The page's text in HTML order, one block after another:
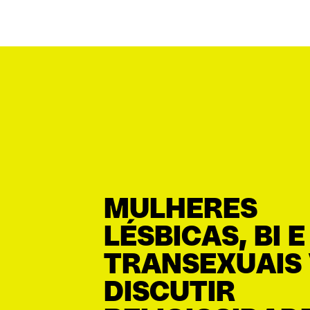
MULHERES
LÉSBICAS, BI E
TRANSEXUAIS
DISCUTIR